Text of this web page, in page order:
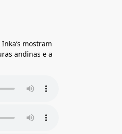
mostram
andinas e a